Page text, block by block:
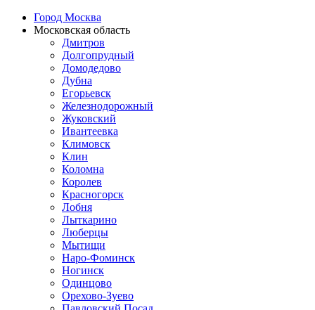
Город Москва
Московская область
Дмитров
Долгопрудный
Домодедово
Дубна
Егорьевск
Железнодорожный
Жуковский
Ивантеевка
Климовск
Клин
Коломна
Королев
Красногорск
Лобня
Лыткарино
Люберцы
Мытищи
Наро-Фоминск
Ногинск
Одинцово
Орехово-Зуево